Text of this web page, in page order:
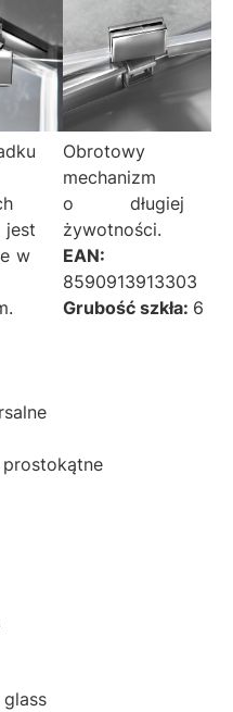
w
Obrotowy
mechanizm
o długiej
żywotności.
EAN:
8590913913303
Grubość szkła: 6